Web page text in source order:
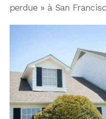
perdue » à San